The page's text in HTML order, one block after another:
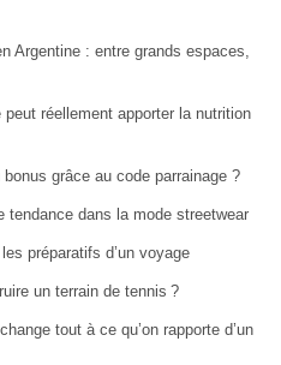
Argentine : entre grands espaces,
réellement apporter la nutrition
grâce au code parrainage ?
tendance dans la mode streetwear
préparatifs d’un voyage
un terrain de tennis ?
tout à ce qu’on rapporte d’un